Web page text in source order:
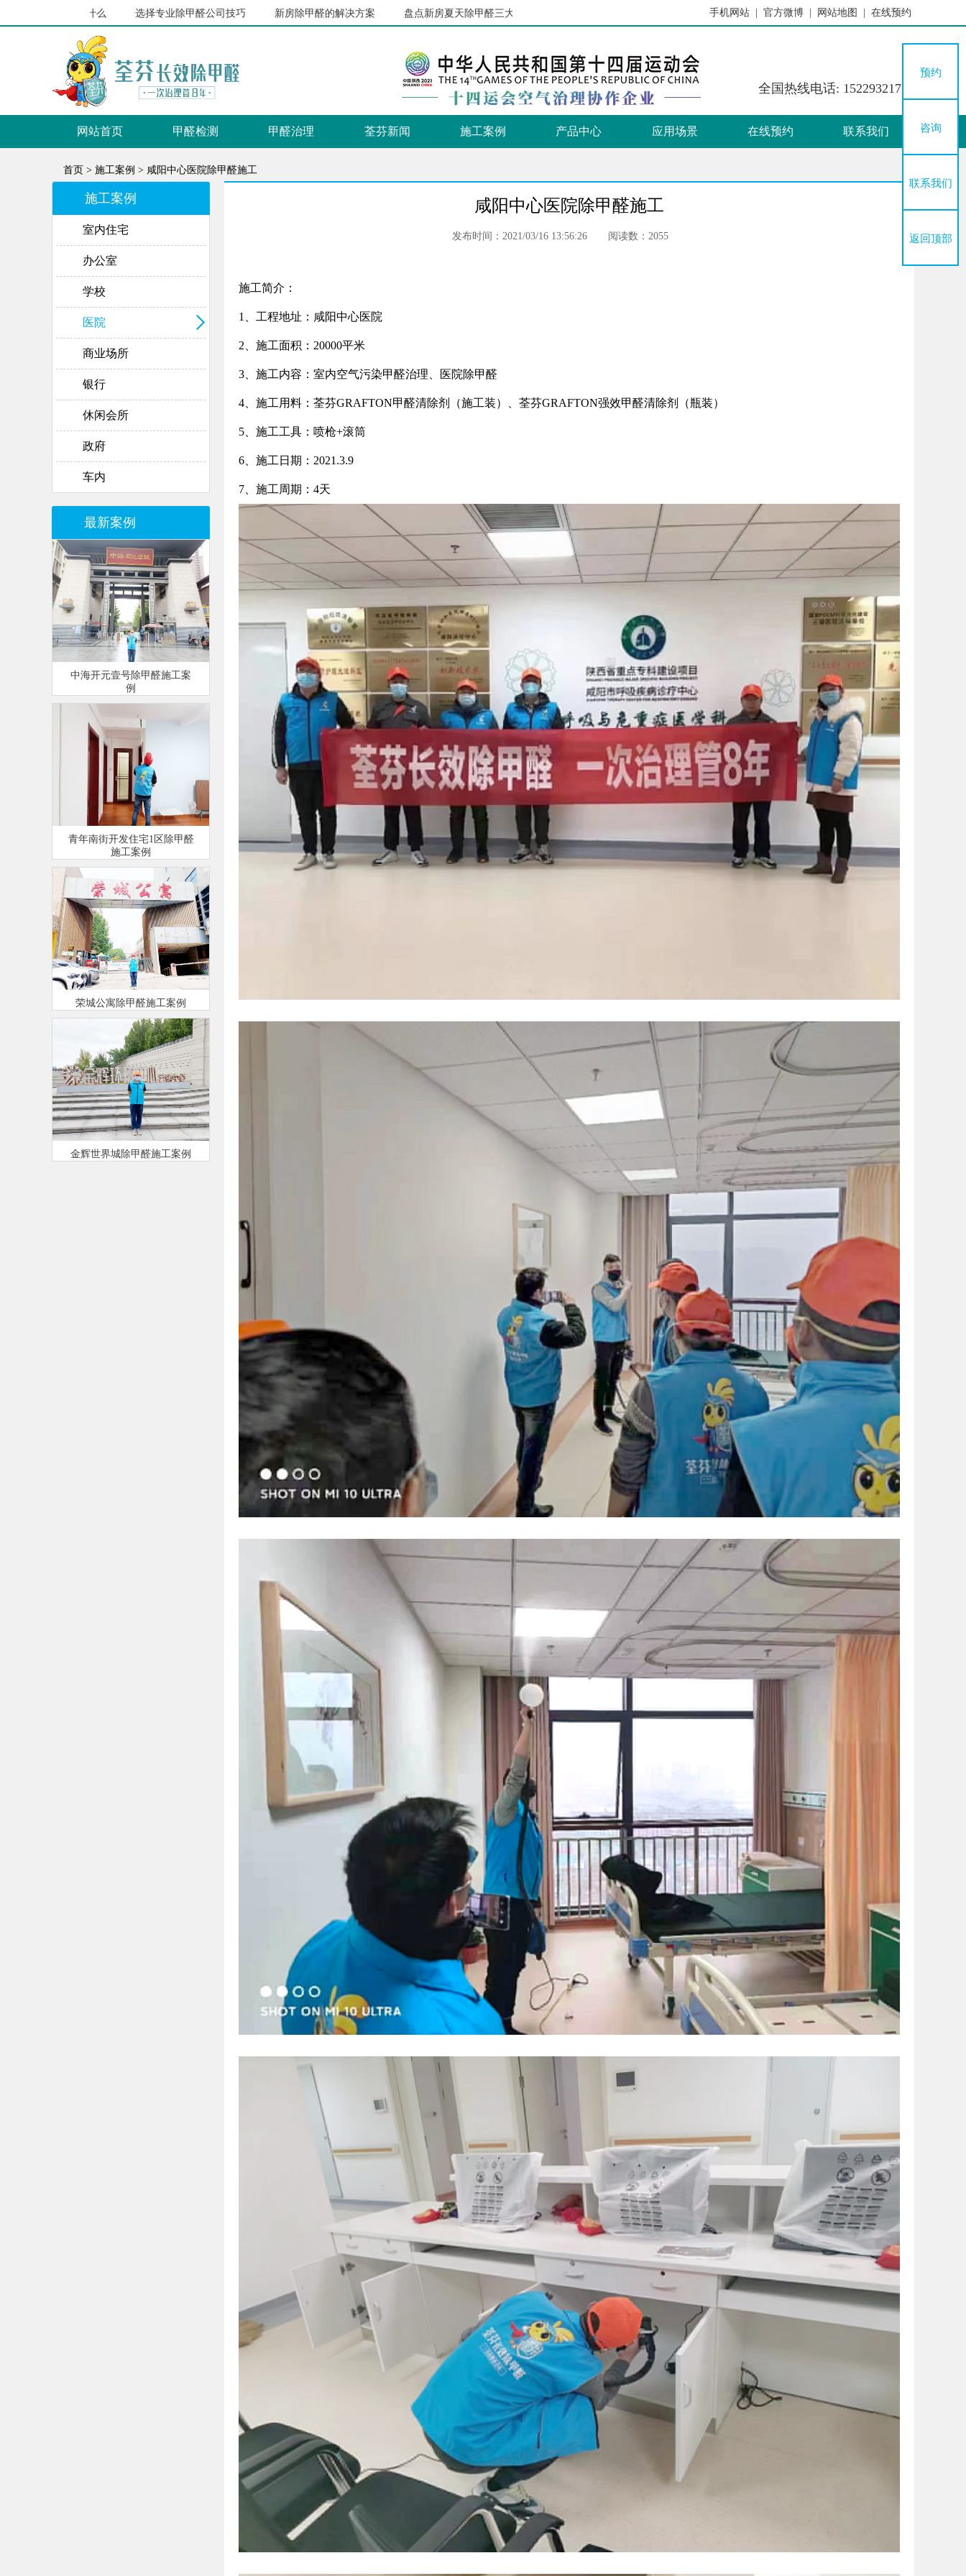
选择专业除甲醛公司技巧 新房除甲醛的解决方案 盘点新房夏天除甲醛三大方法误区 2021年荃芬春节放假通知 荃芬的除甲醛原理是什么
手机网站 | 官方微博 | 网站地图 | 在线预约
全国热线电话: 15229321779
网站首页 甲醛检测 甲醛治理 荃芬新闻 施工案例 产品中心 应用场景 在线预约 联系我们
首页 > 施工案例 > 咸阳中心医院除甲醛施工
施工案例
室内住宅
办公室
学校
医院
商业场所
银行
休闲会所
政府
车内
最新案例
中海开元壹号除甲醛施工案
例
青年南街开发住宅1区除甲醛
施工案例
荣城公寓除甲醛施工案例
金辉世界城除甲醛施工案例
咸阳中心医院除甲醛施工
发布时间：2021/03/16 13:56:26 阅读数：2055
施工简介：
1、工程地址： 咸阳中心医院
2、施工面积：20000平米
3、施工内容：室内空气污染甲醛治理、 医院除甲醛
4、施工用料：荃芬GRAFTON甲醛清除剂 （施工装）、荃芬GRAFTON强效甲醛清除剂（瓶装）
5、施工工具：喷枪+滚筒
6、施工日期：2021.3.9
7、施工周期：4天
预约
咨询
联系我们
返回顶部